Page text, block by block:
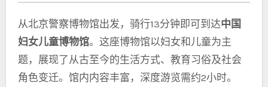
从北京警察博物馆出发，骑行13分钟即可到达中国
妇女儿童博物馆。这座博物馆以妇女和儿童为主
题，展现了从古至今的生活方式、教育习俗及社会
角色变迁。馆内内容丰富，深度游览需约2小时。